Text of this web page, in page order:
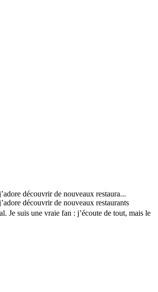
découvrir de nouveaux restaura...
découvrir de nouveaux restaurants
Je suis une vraie fan : j’écoute de tout, mais le